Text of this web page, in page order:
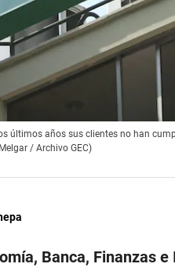
últimos años sus clientes no han
/ Archivo GEC)
Banca, Finanzas